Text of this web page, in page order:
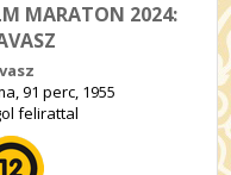
MARATON 2024:
91 perc, 1955
felirattal